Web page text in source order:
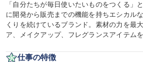
「自分たちが毎日使いたいものをつくる」
に開発から販売までの機能を持ちエシカル
くりを続けているブランド。素材の力を最
ア、メイクアップ、フレグランスアイテムを
仕事の特徴